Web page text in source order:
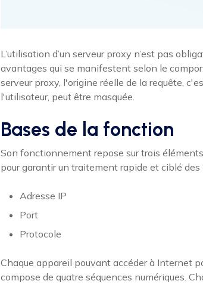
L’utilisation d’un serveur proxy n’est pas
avantages qui se manifestent selon le
serveur proxy, l'origine réelle de la requête,
l'utilisateur, peut être masquée.
Bases de la fonction
Son fonctionnement repose sur trois
pour garantir un traitement rapide et ciblé des
Adresse IP
Port
Protocole
Chaque appareil pouvant accéder à Internet
compose de quatre séquences numériques.